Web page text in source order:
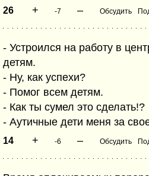
26 + -7 – Обсудить
- Устроился на работу в
детям.
- Ну, как успехи?
- Помог всем детям.
- Как ты сумел это сделать!?
- Аутичные дети меня за
14 + -6 – Обсудить